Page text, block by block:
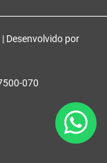
Desenvolvido por
070